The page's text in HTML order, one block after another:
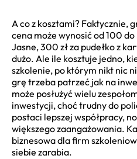
A co z kosztami? Faktycznie,
cena może wynosić od 100
Jasne, 300 zł za pudełko z
dużo. Ale ile kosztuje jedno,
szkolenie, po którym nikt nic
grę trzeba patrzeć jak na
może posłużyć wielu
inwestycji, choć trudny do
postaci lepszej współpracy,
większego zaangażowania.
biznesowa dla firm
siebie zarabia.